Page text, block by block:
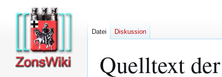
Quelltext
Datei Diskussion